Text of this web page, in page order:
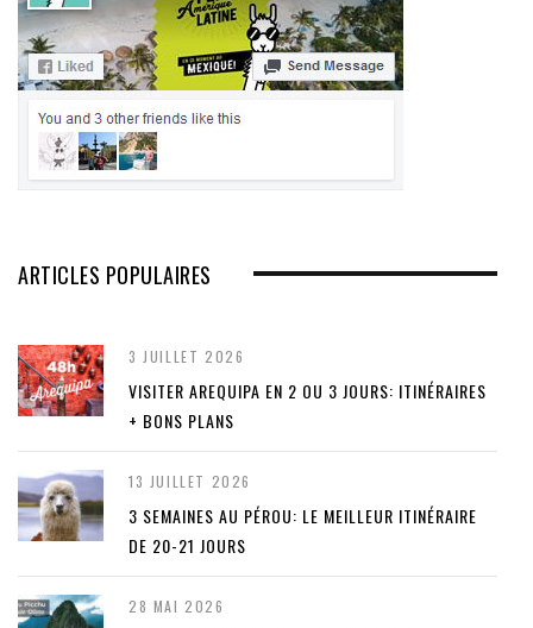
ARTICLES POPULAIRES
3 JUILLET 2026
VISITER AREQUIPA EN 2 OU 3 JOURS: ITINÉRAIRES
+ BONS PLANS
13 JUILLET 2026
3 SEMAINES AU PÉROU: LE MEILLEUR ITINÉRAIRE
DE 20-21 JOURS
28 MAI 2026